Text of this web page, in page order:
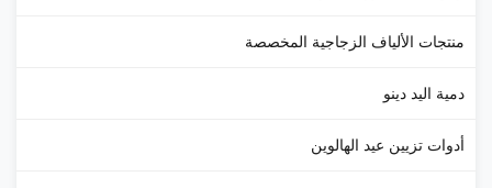
الألياف الزجاجية المخصصة
اليد دينو
تزيين عيد الهالوين